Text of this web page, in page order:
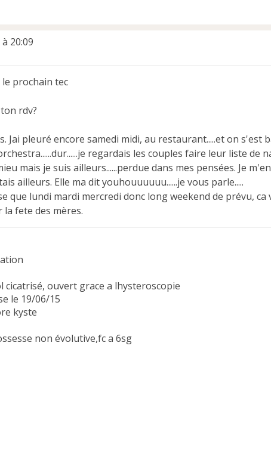
20:09
prochain tec
rdv?
Jai pleuré encore samedi midi, au restaurant.....et on s'est
regardais les couples faire leur liste de
mais je suis ailleurs......perdue dans mes pensées. Je
ailleurs. Elle ma dit youhouuuuuu......je vous parle.....
que lundi mardi mercredi donc long weekend de prévu, ca
fete des mères.
cicatrisé, ouvert grace a lhysteroscopie
le 19/06/15
kyste
non évolutive,fc a 6sg